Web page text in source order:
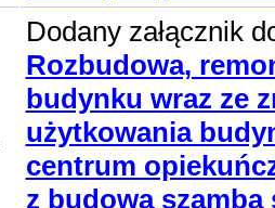
Dodany załącznik
Rozbudowa,
budynku wraz ze
użytkowania
centrum
z budową szamba